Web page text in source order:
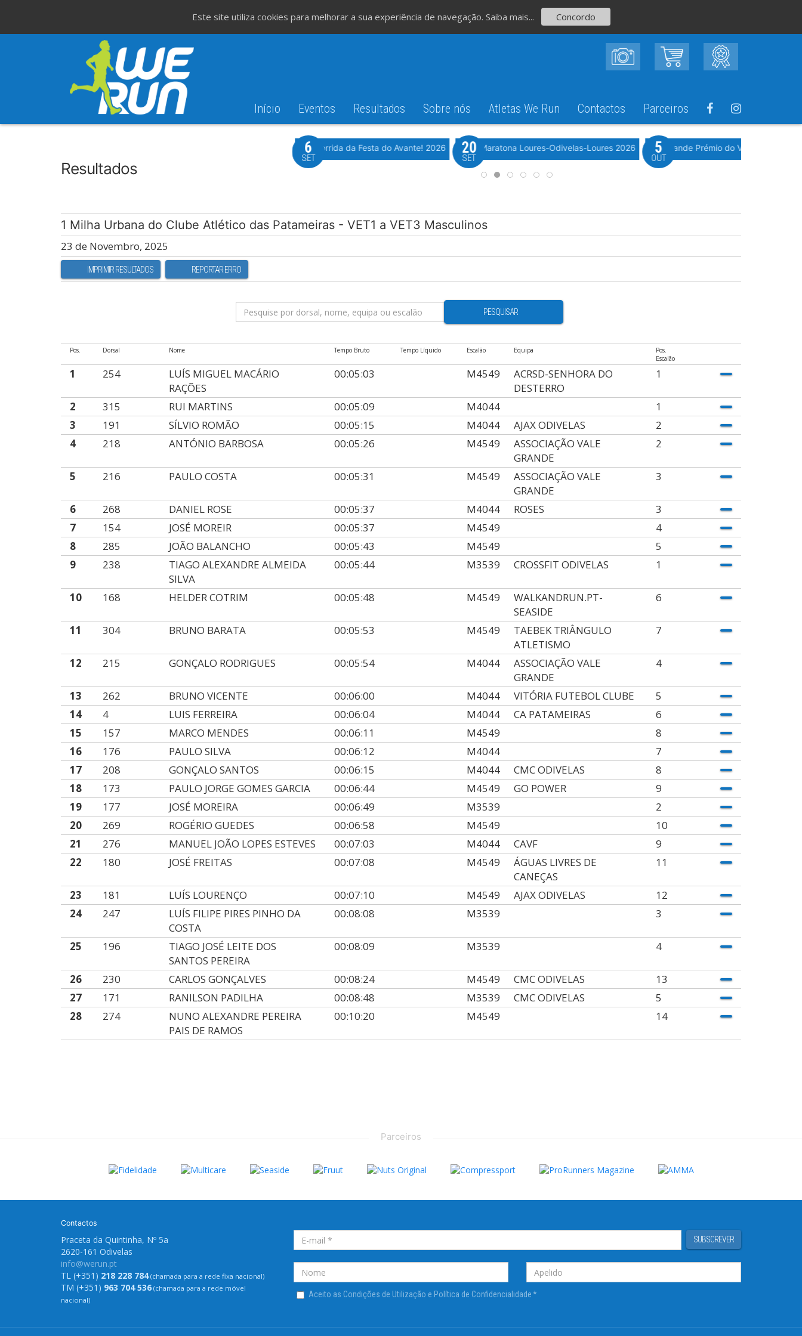
Início Eventos Resultados Sobre nós Atletas We Run Contactos Parceiros
Resultados Evento WeTiming
37ª Corrida da Festa do Avante! 2026
6
SET
Meia Maratona Loures-Odivelas-Loures 2026
20
SET
10º Grande Prémio do Vale Grande
5
OUT
1 Milha Urbana do Clube Atlético das Patameiras - VET1 a VET3 Masculinos
23 de Novembro, 2025
IMPRIMIR RESULTADOS REPORTAR ERRO
PESQUISAR
Pos. Dorsal Nome Tempo Bruto Tempo Líquido Escalão Equipa
Pos.
Escalão
1 254
LUÍS MIGUEL MACÁRIO
RAÇÕES
00:05:03 M4549
ACRSD-SENHORA DO
DESTERRO
1
2 315 RUI MARTINS 00:05:09 M4044
1
3
191 SÍLVIO ROMÃO 00:05:15 M4044 AJAX ODIVELAS
2
4
218 ANTÓNIO BARBOSA 00:05:26 M4549
ASSOCIAÇÃO VALE
GRANDE
2
5 216 PAULO COSTA 00:05:31 M4549
ASSOCIAÇÃO VALE
GRANDE
3
6 268 DANIEL ROSE 00:05:37 M4044 ROSES
3
7
154 JOSÉ MOREIR 00:05:37 M4549
4
8
285 JOÃO BALANCHO 00:05:43 M4549
5
9
238
TIAGO ALEXANDRE ALMEIDA
SILVA
00:05:44 M3539 CROSSFIT ODIVELAS 1
10 168 HELDER COTRIM 00:05:48 M4549
WALKANDRUN.PT-
SEASIDE
6
11 304 BRUNO BARATA 00:05:53 M4549
TAEBEK TRIÂNGULO
ATLETISMO
7
12 215 GONÇALO RODRIGUES 00:05:54 M4044
ASSOCIAÇÃO VALE
GRANDE
4
13 262 BRUNO VICENTE 00:06:00 M4044 VITÓRIA FUTEBOL CLUBE
5
14
4 LUIS FERREIRA 00:06:04 M4044 CA PATAMEIRAS
6
15
157 MARCO MENDES 00:06:11 M4549
8
16
176 PAULO SILVA 00:06:12 M4044
7
17
208 GONÇALO SANTOS 00:06:15 M4044 CMC ODIVELAS
8
18
173 PAULO JORGE GOMES GARCIA 00:06:44 M4549 GO POWER
9
19
177 JOSÉ MOREIRA 00:06:49 M3539
2
20
269 ROGÉRIO GUEDES 00:06:58 M4549
10
21
276 MANUEL JOÃO LOPES ESTEVES 00:07:03 M4044 CAVF
9
22
180 JOSÉ FREITAS 00:07:08 M4549
ÁGUAS LIVRES DE
CANEÇAS
11
23 181 LUÍS LOURENÇO 00:07:10 M4549 AJAX ODIVELAS
12
24
247
LUÍS FILIPE PIRES PINHO DA
COSTA
00:08:08 M3539 3
25 196
TIAGO JOSÉ LEITE DOS
SANTOS PEREIRA
00:08:09 M3539 4
26 230 CARLOS GONÇALVES 00:08:24 M4549 CMC ODIVELAS
13
27
171 RANILSON PADILHA 00:08:48 M3539 CMC ODIVELAS
5
28
274
NUNO ALEXANDRE PEREIRA
PAIS DE RAMOS
00:10:20 M4549 14
Parceiros
Contactos
Praceta da Quintinha, Nº 5a
2620-161 Odivelas
info@werun.pt
TL (+351) 218 228 784(chamada para a rede fixa nacional)
TM (+351) 963 704 536 (chamada para a rede móvel
nacional)
SUBSCREVER
Aceito as Condições de Utilização e Política de Confidencialidade*
Este site utiliza cookies para melhorar a sua experiência de navegação. Saiba mais... Concordo